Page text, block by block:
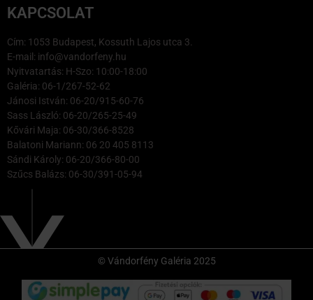
KAPCSOLAT
Cím: 1053 Budapest, Kossuth Lajos utca 3.
E-mail: info@vandorfeny.hu
Nyitvatartás: H-Szo: 10:00-18:00
Galéria: 06-1/267-52-62
Jánosi István: 06-20/915-60-76
Sass László: 06-20/265-25-49
Kővári Maja: 06-30/366-8528
Balatoni Mariann: 06 20 405 8113
Sándi Károly: 06-20/366-80-00
Szűcs Balázs: 06-30/391-05-94
© Vándorfény Galéria 2025